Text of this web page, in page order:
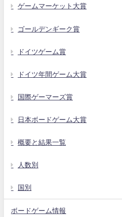
ゲームマーケット大賞
ゴールデンギーク賞
ドイツゲーム賞
ドイツ年間ゲーム大賞
国際ゲーマーズ賞
日本ボードゲーム大賞
概要と結果一覧
人数別
国別
ボードゲーム情報